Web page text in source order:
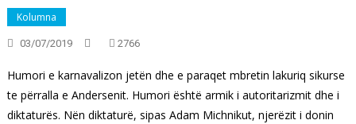
Kolumna
03/07/2019 2766
Humori e karnavalizon jetën dhe e paraqet mbretin lakuriq sikurse
te përralla e Andersenit. Humori është armik i autoritarizmit dhe i
diktaturës. Nën diktaturë, sipas Adam Michnikut, njerëzit i donin